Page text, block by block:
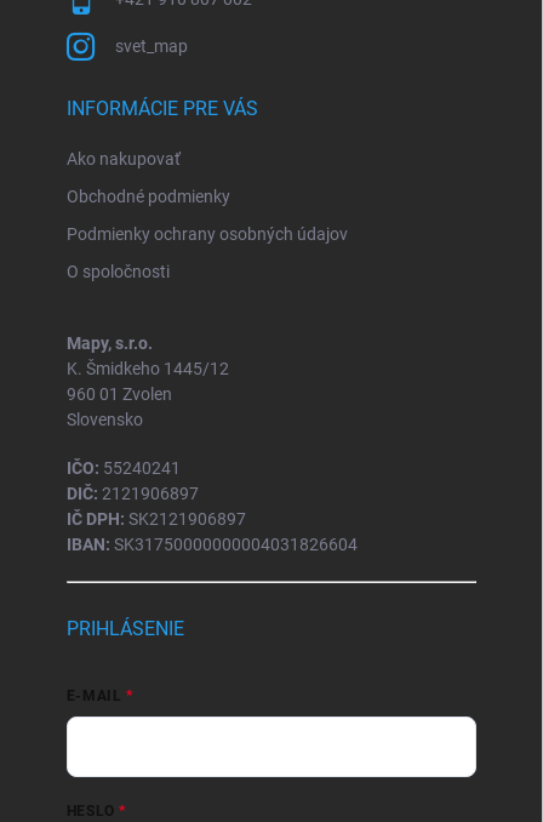
svet_map
INFORMÁCIE PRE VÁS
Ako nakupovať
Obchodné podmienky
Podmienky ochrany osobných údajov
O spoločnosti
Mapy, s.r.o.
K. Šmidkeho 1445/12
960 01 Zvolen
Slovensko
IČO: 55240241
DIČ: 2121906897
IČ DPH: SK2121906897
IBAN: SK31750000000004031826604
PRIHLÁSENIE
E-MAIL
HESLO